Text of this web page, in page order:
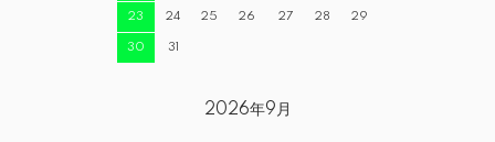
23 24 25 26 27 28 29
30 31
2026年9月